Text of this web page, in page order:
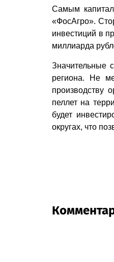
Самым
«ФосАгро».
инвестиций в
миллиарда
Значительные
региона. Не
производству
пеллет на
будет
округах, что